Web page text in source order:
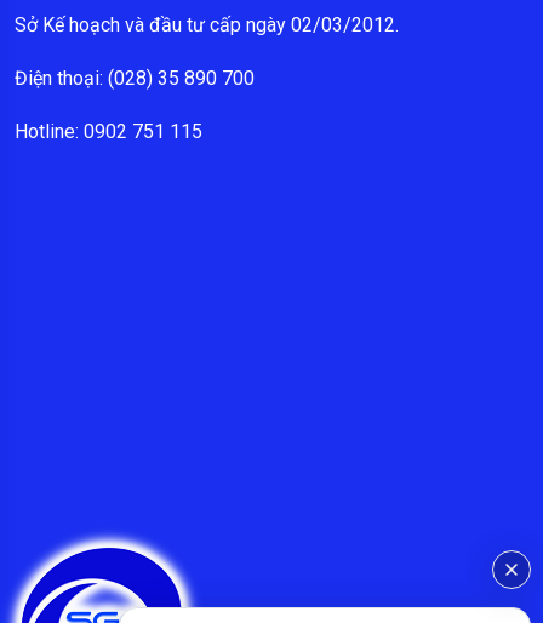
Sở Kế hoạch và đầu tư cấp ngày 02/03/2012.
Điện thoại: (028) 35 890 700
Hotline: 0902 751 115